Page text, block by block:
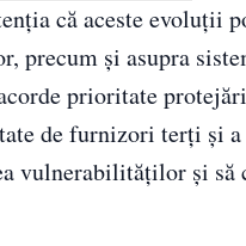
că aceste evoluții
și asupra
prioritate
de furnizori terți și
vulnerabilităților și să